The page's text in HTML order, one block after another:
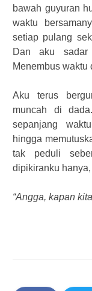
bawah guyuran
waktu
setiap pulang
Dan aku
Menembus waktu
Aku terus
muncah di
sepanjang
hingga
tak peduli
dipikiranku hanya,
“Angga, kapan